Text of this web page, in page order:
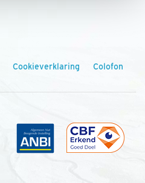
Cookieverklaring Colofon